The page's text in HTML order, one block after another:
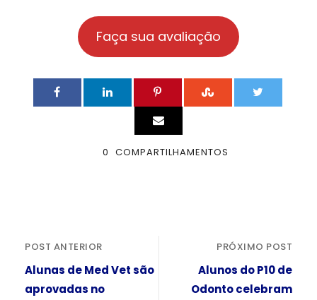
Faça sua avaliação
0 COMPARTILHAMENTOS
POST ANTERIOR
Alunas de Med Vet são
aprovadas no
PRÓXIMO POST
Alunos do P10 de
Odonto celebram